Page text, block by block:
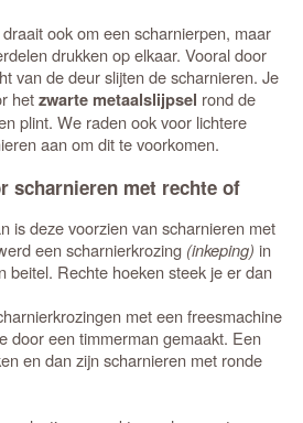
draait ook om een scharnierpen, maar
drukken op elkaar. Vooral door
van de deur slijten de scharnieren. Je
hetzwarte metaalslijpsel rond de
plint. We raden ook voor lichtere
aan om dit te voorkomen.
scharnieren met rechte of
is deze voorzien van scharnieren met
een scharnierkrozing (inkeping) in
beitel. Rechte hoeken steek je er dan
met een freesmachine
door een timmerman gemaakt. Een
en dan zijn scharnieren met ronde